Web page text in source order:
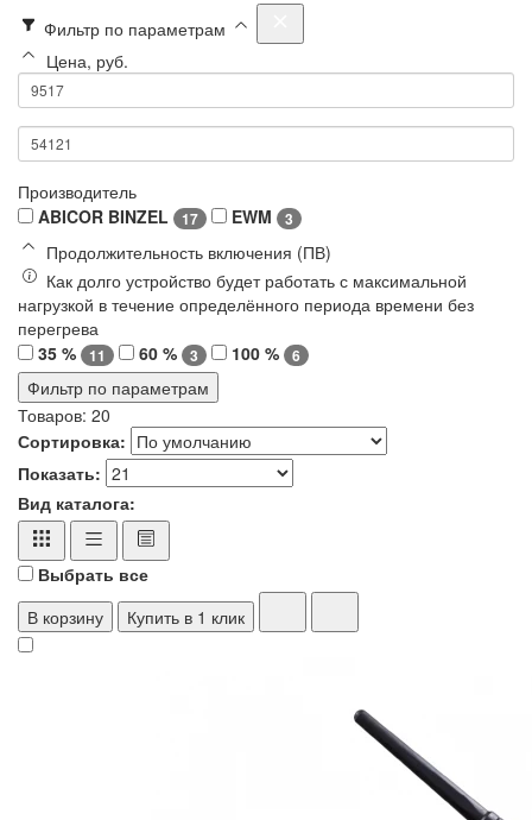
Фильтр по параметрам
Цена, руб.
Производитель
ABICOR BINZEL
17 EWM 3
Продолжительность включения (ПВ)
Как долго устройство будет работать с максимальной
нагрузкой в течение определённого периода времени без
перегрева
35 %
11 60 % 3 100 % 6
Фильтр по параметрам
Товаров: 20
Сортировка:
Показать:
Вид каталога:
Выбрать все
В корзину
Купить в 1 клик